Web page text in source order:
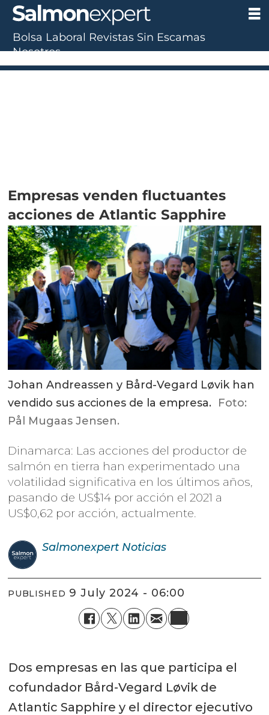
Empresas venden fluctuantes
acciones de Atlantic Sapphire
Johan Andreassen y Bård-Vegard Løvik han
vendido sus acciones de la empresa. Foto:
Pål Mugaas Jensen.
Dinamarca: Las acciones del productor de
salmón en tierra han experimentado una
volatilidad significativa en los últimos años,
pasando de US$14 por acción el 2021 a
US$0,62 por acción, actualmente.
Salmonexpert Noticias
PUBLISHED 9 July 2024 - 06:00
Dos empresas en las que participa el
cofundador Bård-Vegard Løvik de
Atlantic Sapphire y el director ejecutivo
Bolsa Laboral Revistas Sin Escamas
Nosotros